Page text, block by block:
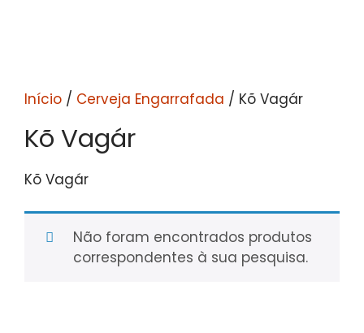
Início / Cerveja Engarrafada / Kõ Vagár
Kõ Vagár
Kõ Vagár
Não foram encontrados produtos
correspondentes à sua pesquisa.